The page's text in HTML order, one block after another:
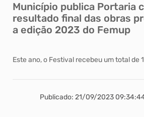
Município publica Portaria
resultado final das obras
a edição 2023 do Femup
Este ano, o Festival recebeu um total de
Publicado: 21/09/2023